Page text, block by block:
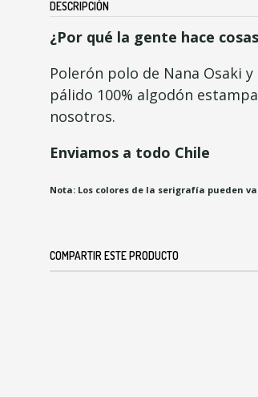
DESCRIPCIÓN
¿Por qué la gente hace
Polerón polo de Nana Osaki
pálido 100% algodón
nosotros.
Enviamos a todo Chile
Nota: Los colores de la serigrafía pueden
COMPARTIR ESTE PRODUCTO